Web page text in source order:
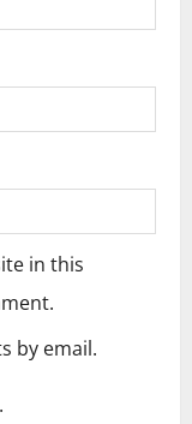
in this
by email.